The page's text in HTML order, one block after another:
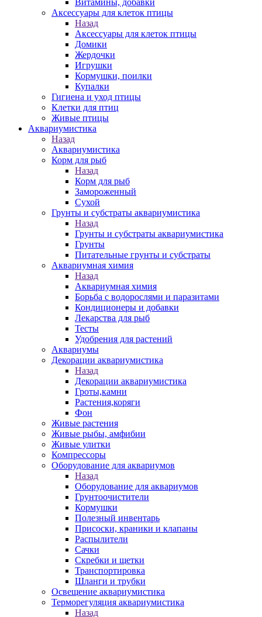
Витамины, добавки
Аксессуары для клеток птицы
Назад
Аксессуары для клеток птицы
Домики
Жердочки
Игрушки
Кормушки, поилки
Купалки
Гигиена и уход птицы
Клетки для птиц
Живые птицы
Аквариумистика
Назад
Аквариумистика
Корм для рыб
Назад
Корм для рыб
Замороженный
Сухой
Грунты и субстраты аквариумистика
Назад
Грунты и субстраты аквариумистика
Грунты
Питательные грунты и субстраты
Аквариумная химия
Назад
Аквариумная химия
Борьба с водорослями и паразитами
Кондиционеры и добавки
Лекарства для рыб
Тесты
Удобрения для растений
Аквариумы
Декорации аквариумистика
Назад
Декорации аквариумистика
Гроты,камни
Растения,коряги
Фон
Живые растения
Живые рыбы, амфибии
Живые улитки
Компрессоры
Оборудование для аквариумов
Назад
Оборудование для аквариумов
Грунтоочистители
Кормушки
Полезный инвентарь
Присоски, краники и клапаны
Распылители
Сачки
Скребки и щетки
Транспортировка
Шланги и трубки
Освещение аквариумистика
Терморегуляция аквариумистика
Назад